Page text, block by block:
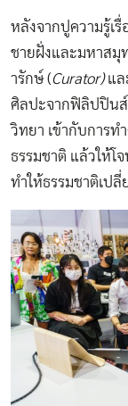
หลังจากปูความรู้เ
ชายฝั่งและมหาสมุ
ารักษ์ (Curator)แล
ศิลปะจากฟิลิปปินส์
วิทยา เข้ากับการท
ธรรมชาติ แล้วให้โ
ทำให้ธรรมชาติเป